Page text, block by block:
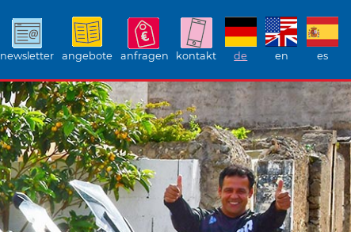
newsletter angebote anfragen kontakt de en es